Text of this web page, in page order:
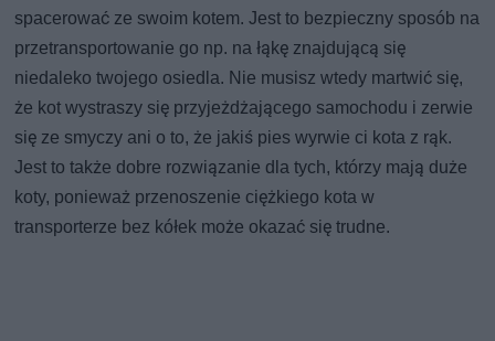
spacerować ze swoim kotem. Jest to bezpieczny sposób na
przetransportowanie go np. na łąkę znajdującą się
niedaleko twojego osiedla. Nie musisz wtedy martwić się,
że kot wystraszy się przyjeżdżającego samochodu i zerwie
się ze smyczy ani o to, że jakiś pies wyrwie ci kota z rąk.
Jest to także dobre rozwiązanie dla tych, którzy mają duże
koty, ponieważ przenoszenie ciężkiego kota w
transporterze bez kółek może okazać się trudne.